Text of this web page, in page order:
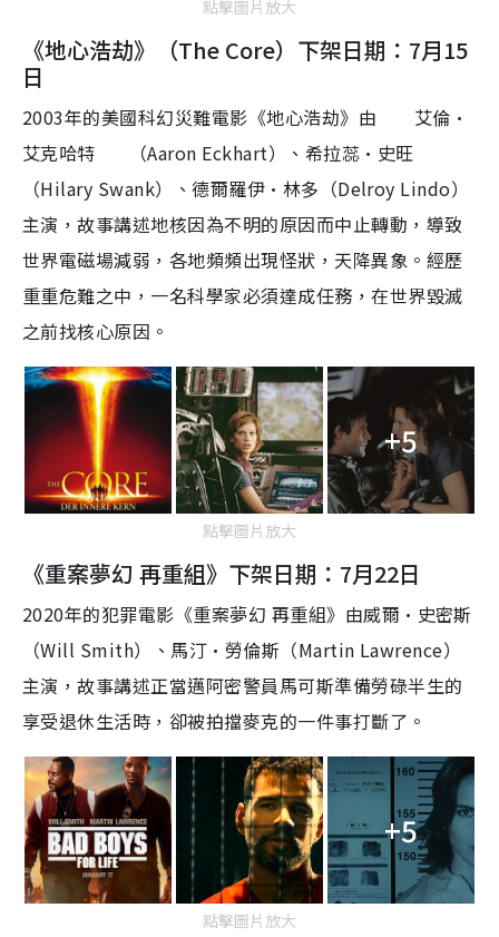
點擊圖片放大
《地心浩劫》（The Core）下架日期：7月15
日
2003年的美國科幻災難電影《地心浩劫》由
艾倫·
艾克哈特
（Aaron Eckhart）、希拉蕊·史旺
（Hilary Swank）、德爾羅伊·林多（Delroy Lindo）
主演，故事講述地核因為不明的原因而中止轉動，導致
世界電磁場減弱，各地頻頻出現怪狀，天降異象。經歷
重重危難之中，一名科學家必須達成任務，在世界毀滅
之前找核心原因。
+5
點擊圖片放大
《重案夢幻 再重組》下架日期：7月22日
2020年的犯罪電影《重案夢幻 再重組》由威爾·史密斯
（Will Smith）、馬汀·勞倫斯（Martin Lawrence）
主演，故事講述正當邁阿密警員馬可斯準備勞碌半生的
享受退休生活時，卻被拍擋麥克的一件事打斷了。
+5
點擊圖片放大